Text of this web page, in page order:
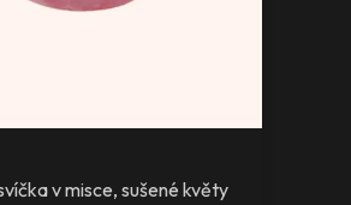
v misce, sušené květy